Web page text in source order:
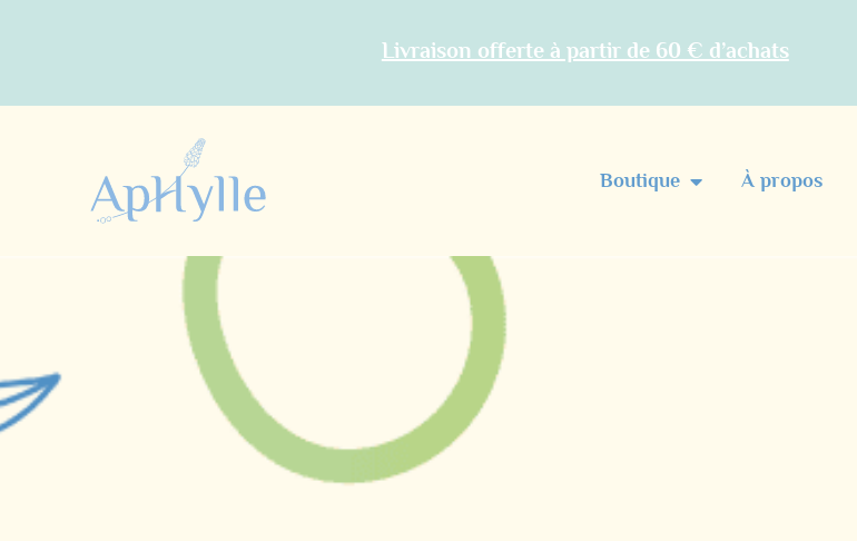
Livraison offerte à partir de 60 € d’achats
Boutique À propos